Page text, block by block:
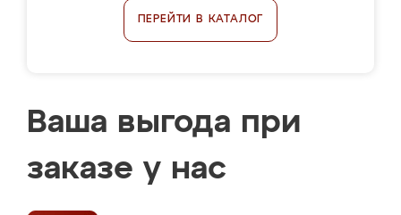
ПЕРЕЙТИ В КАТАЛОГ
Ваша выгода при
заказе у нас